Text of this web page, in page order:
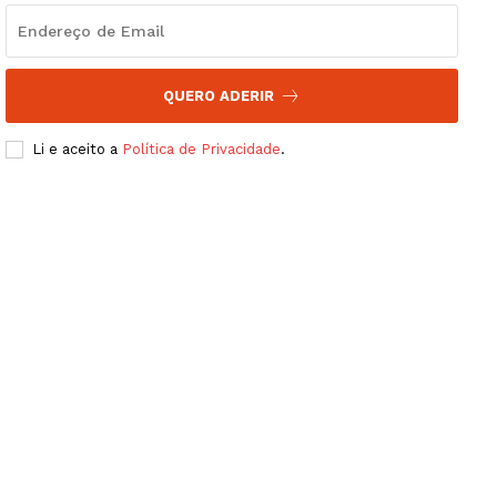
QUERO ADERIR
Li e aceito a Política de Privacidade.